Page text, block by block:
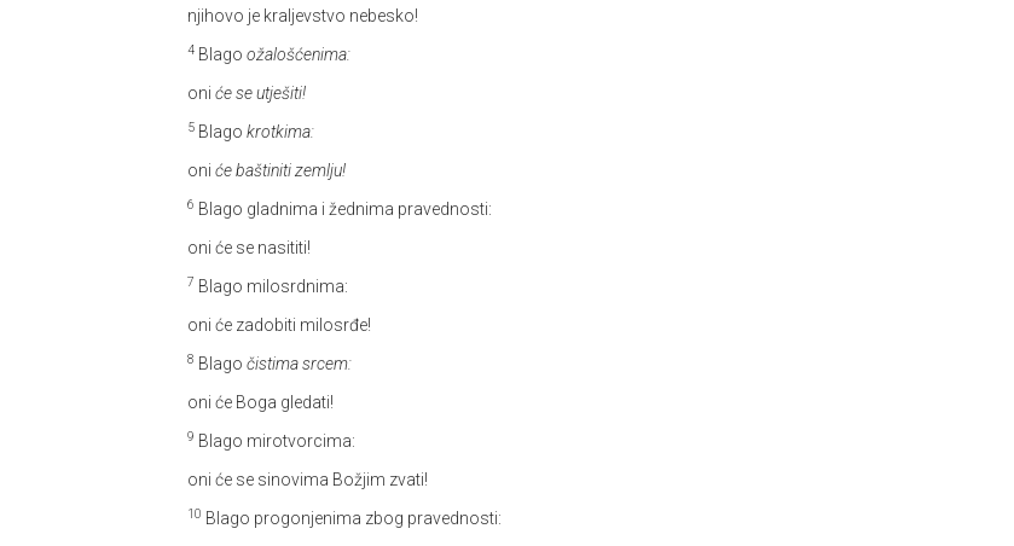
njihovo je kraljevstvo nebesko!
4 Blago ožalošćenima:
oni će se utješiti!
5 Blago krotkima:
oni će baštiniti zemlju!
6 Blago gladnima i žednima pravednosti:
oni će se nasititi!
7 Blago milosrdnima:
oni će zadobiti milosrđe!
8 Blago čistima srcem:
oni će Boga gledati!
9 Blago mirotvorcima:
oni će se sinovima Božjim zvati!
10 Blago progonjenima zbog pravednosti: